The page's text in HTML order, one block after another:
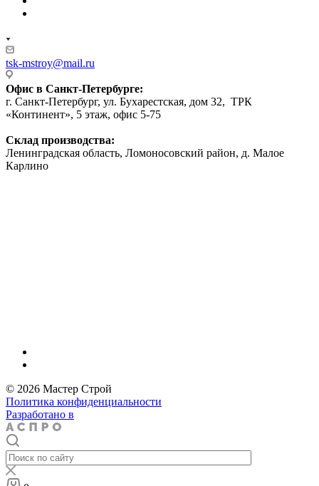
tsk-mstroy@mail.ru
Офис в Санкт-Петербурге:
г. Санкт-Петербург, ул. Бухарестская, дом 32, ТРК
«Континент», 5 этаж, офис 5-75
Склад производства:
Ленинградская область, Ломоносовский район, д. Малое
Карлино
© 2026 Мастер Строй
Политика конфиденциальности
Разработано в